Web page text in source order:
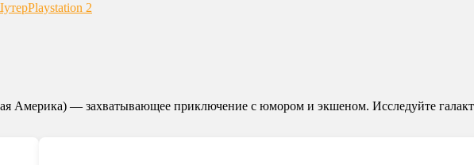
Playstation 2
Америка) — захватывающее приключение с юмором и экшеном. Исследуйте